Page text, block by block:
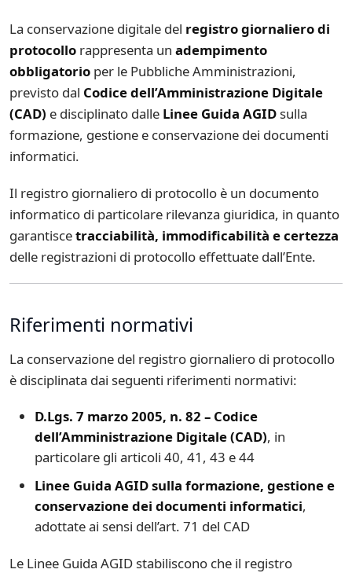
La conservazione digitale del registro giornaliero di
protocollo rappresenta un adempimento
obbligatorio per le Pubbliche Amministrazioni,
previsto dal Codice dell’Amministrazione Digitale
(CAD) e disciplinato dalle Linee Guida AGID sulla
formazione, gestione e conservazione dei documenti
informatici.
Il registro giornaliero di protocollo è un documento
informatico di particolare rilevanza giuridica, in quanto
garantiscetracciabilità, immodificabilità e certezza
delle registrazioni di protocollo effettuate dall’Ente.
Riferimenti normativi
La conservazione del registro giornaliero di protocollo
è disciplinata dai seguenti riferimenti normativi:
D.Lgs. 7 marzo 2005, n. 82 – Codice
dell’Amministrazione Digitale (CAD), in
particolare gli articoli 40, 41, 43 e 44
Linee Guida AGID sulla formazione, gestione e
conservazione dei documenti informatici,
adottate ai sensi dell’art. 71 del CAD
Le Linee Guida AGID stabiliscono che il registro